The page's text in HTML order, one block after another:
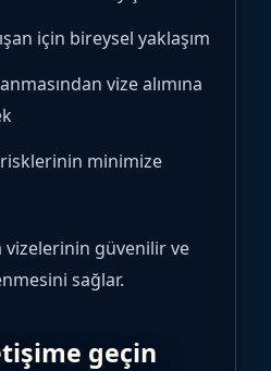
için bireysel yaklaşım
vize alımına
minimize
vizelerinin güvenilir ve
sağlar.
geçin